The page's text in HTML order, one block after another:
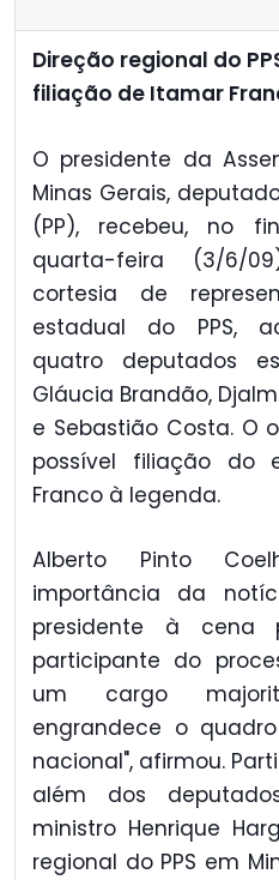
Direção regional do
filiação de Itamar
O presidente da
Minas Gerais,
(PP), recebeu, no
quarta-feira (3/6/
cortesia de
estadual do PPS,
quatro deputados
Gláucia Brandão,
e Sebastião Costa. O
possível filiação do
Franco à legenda.
Alberto Pinto
importância da
presidente à cena
participante do
um cargo
engrandece o
nacional", afirmou.
além dos
ministro Henrique
regional do PPS em